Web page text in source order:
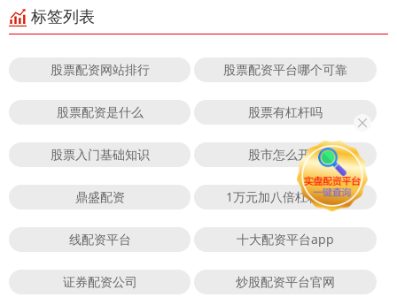
标签列表
股票配资网站排行 股票配资平台哪个可靠
股票配资是什么 股票有杠杆吗
股票入门基础知识 股市怎么开户
鼎盛配资 1万元加八倍杠杆炒股
线配资平台 十大配资平台app
证券配资公司 炒股配资平台官网